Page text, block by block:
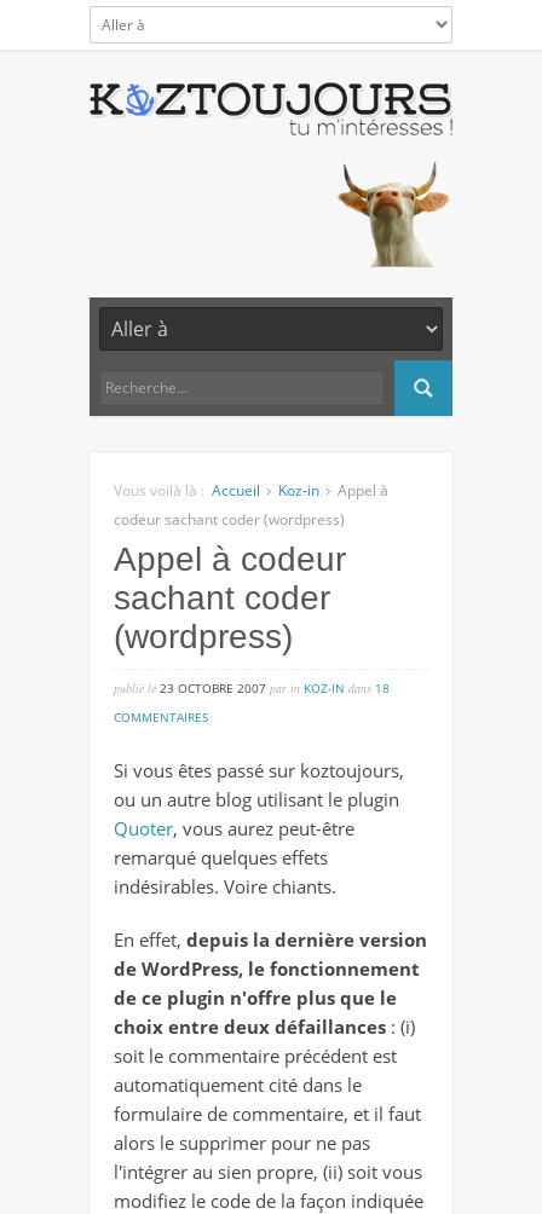
Vous voilà là : Accueil Koz-in
Appel à
codeur sachant coder (wordpress)
Appel à codeur
sachant coder
(wordpress)
publié lé 23 OCTOBRE 2007 par in KOZ-IN dans 18
COMMENTAIRESsur
à
codeur
sachant
coder
(wordpress)
Si vous êtes passé sur koztoujours,
ou un autre blog utilisant le plugin
Quoter, vous aurez peut-être
remarqué quelques effets
indésirables. Voire chiants.
En effet, depuis la dernière version
de WordPress, le fonctionnement
de ce plugin n'offre plus que le
choix entre deux défaillances : (i)
soit le commentaire précédent est
automatiquement cité dans le
formulaire de commentaire, et il faut
alors le supprimer pour ne pas
l'intégrer au sien propre, (ii) soit vous
modifiez le code de la façon indiquée